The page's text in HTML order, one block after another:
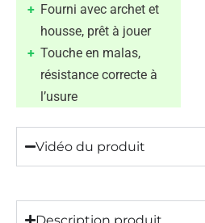
Fourni avec archet et
housse, prêt à jouer
Touche en malas,
résistance correcte à
l’usure
Vidéo du produit
Description produit